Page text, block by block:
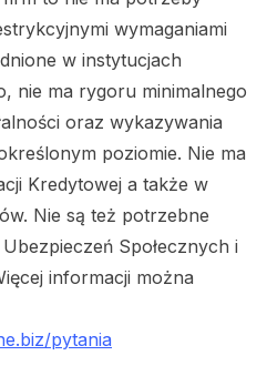
wymaganiami
w instytucjach
nie ma rygoru minimalnego
oraz wykazywania
poziomie. Nie ma
Kredytowej a także w
Nie są też potrzebne
Społecznych i
informacji można
pytania